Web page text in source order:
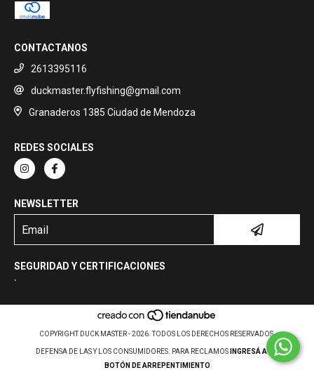
CONTACTANOS
2613395116
duckmaster.flyfishing@gmail.com
Granaderos 1385 Ciudad de Mendoza
REDES SOCIALES
NEWSLETTER
SEGURIDAD Y CERTIFICACIONES
`
COPYRIGHT DUCK MASTER - 2026. TODOS LOS DERECHOS RESERVADOS.
DEFENSA DE LAS Y LOS CONSUMIDORES. PARA RECLAMOS
INGRESÁ ACÁ.
BOTÓN DE ARREPENTIMIENTO